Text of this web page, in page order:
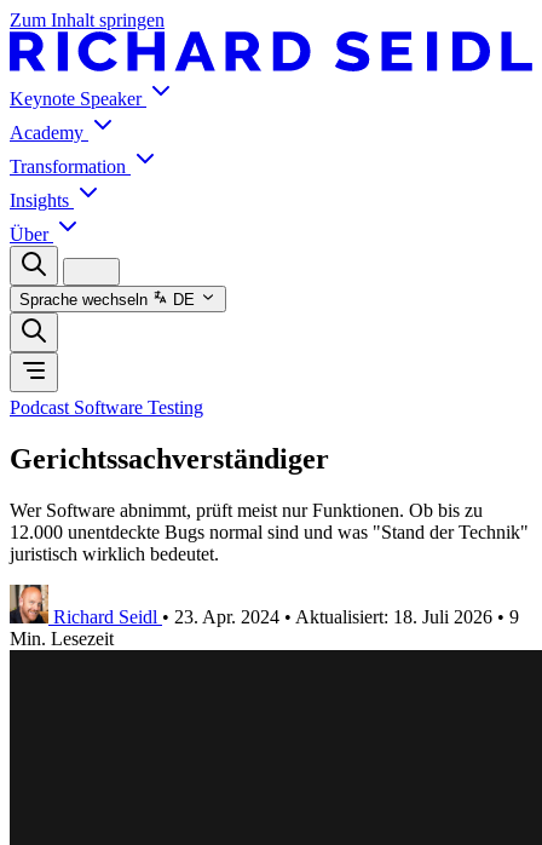
Zum Inhalt springen
Keynote Speaker
Academy
Transformation
Insights
Über
Sprache wechseln DE
Podcast Software Testing
Gerichtssachverständiger
Wer Software abnimmt, prüft meist nur Funktionen. Ob bis zu
12.000 unentdeckte Bugs normal sind und was "Stand der Technik"
juristisch wirklich bedeutet.
Richard Seidl • 23. Apr. 2024 • Aktualisiert: 18. Juli 2026 • 9
Min. Lesezeit